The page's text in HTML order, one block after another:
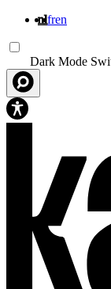
nlfren
Dark Mode